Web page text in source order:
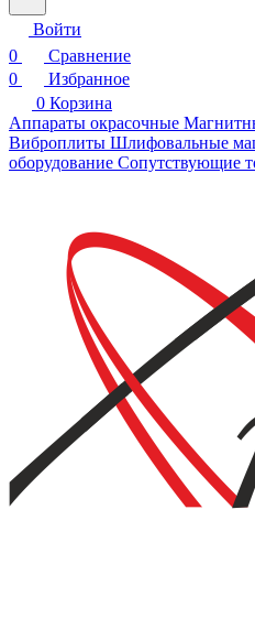
Войти
0
Сравнение
0
Избранное
0 Корзина
Аппараты окрасочные
Виброплиты Шлифовальные
оборудование Сопутствующие